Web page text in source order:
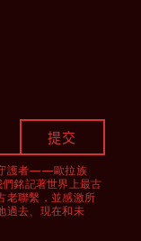
護者——歐拉族
銘記著世界上最古
老聯繫，並感激所
過去、現在和未